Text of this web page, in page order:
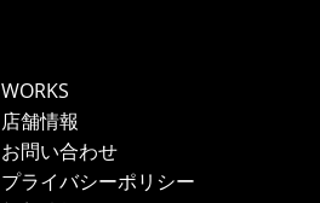
WORKS
店舗情報
お問い合わせ
プライバシーポリシー